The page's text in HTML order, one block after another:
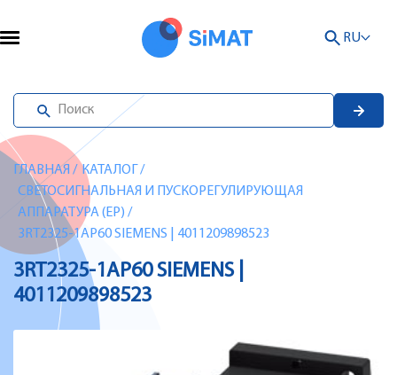
RU
ГЛАВНАЯ / КАТАЛОГ /
СВЕТОСИГНАЛЬНАЯ И ПУСКОРЕГУЛИРУЮЩАЯ
АППАРАТУРА (EP) /
3RT2325-1AP60 SIEMENS | 4011209898523
3RT2325-1AP60 SIEMENS |
4011209898523